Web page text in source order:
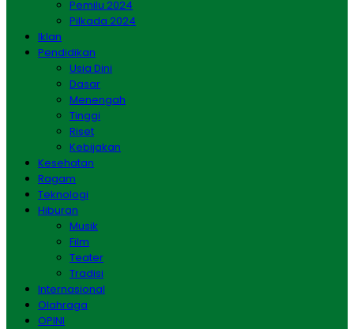
Pemilu 2024
Pilkada 2024
Iklan
Pendidikan
Usia Dini
Dasar
Menengah
Tinggi
Riset
Kebijakan
Kesehatan
Ragam
Teknologi
Hiburan
Musik
Film
Teater
Tradisi
Internasional
Olahraga
OPINI